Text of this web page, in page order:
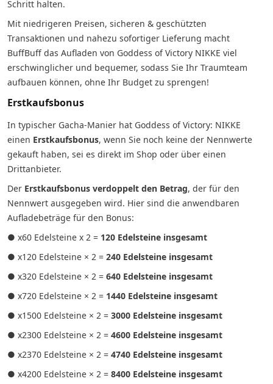
Schritt halten.
Mit niedrigeren Preisen, sicheren & geschützten
Transaktionen und nahezu sofortiger Lieferung macht
BuffBuff das Aufladen von Goddess of Victory NIKKE viel
erschwinglicher und bequemer, sodass Sie Ihr Traumteam
aufbauen können, ohne Ihr Budget zu sprengen!
Erstkaufsbonus
In typischer Gacha-Manier hat Goddess of Victory: NIKKE
einen Erstkaufsbonus, wenn Sie noch keine der Nennwerte
gekauft haben, sei es direkt im Shop oder über einen
Drittanbieter.
Der Erstkaufsbonus verdoppelt den Betrag, der für den
Nennwert ausgegeben wird. Hier sind die anwendbaren
Aufladebeträge für den Bonus:
● x60 Edelsteine x 2 = 120 Edelsteine insgesamt
● x120 Edelsteine × 2 = 240 Edelsteine insgesamt
● x320 Edelsteine × 2 = 640 Edelsteine insgesamt
● x720 Edelsteine × 2 = 1440 Edelsteine insgesamt
● x1500 Edelsteine × 2 = 3000 Edelsteine insgesamt
● x2300 Edelsteine × 2 = 4600 Edelsteine insgesamt
● x2370 Edelsteine × 2 = 4740 Edelsteine insgesamt
● x4200 Edelsteine × 2 = 8400 Edelsteine insgesamt